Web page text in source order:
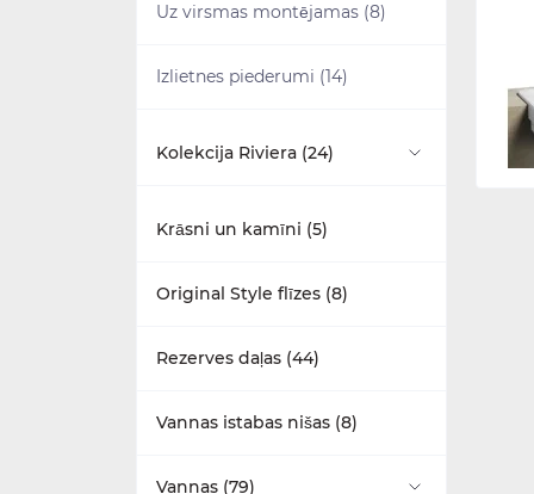
Uz virsmas montējamas (8)
Izlietnes piederumi (14)
Kolekcija Riviera (24)
Izlietnes (5)
Maisītāji (5)
Mēbeles (7)
Tualetes podi (7)
Krāsni un kamīni (5)
Original Style flīzes (8)
Rezerves daļas (44)
Vannas istabas nišas (8)
Vannas (79)